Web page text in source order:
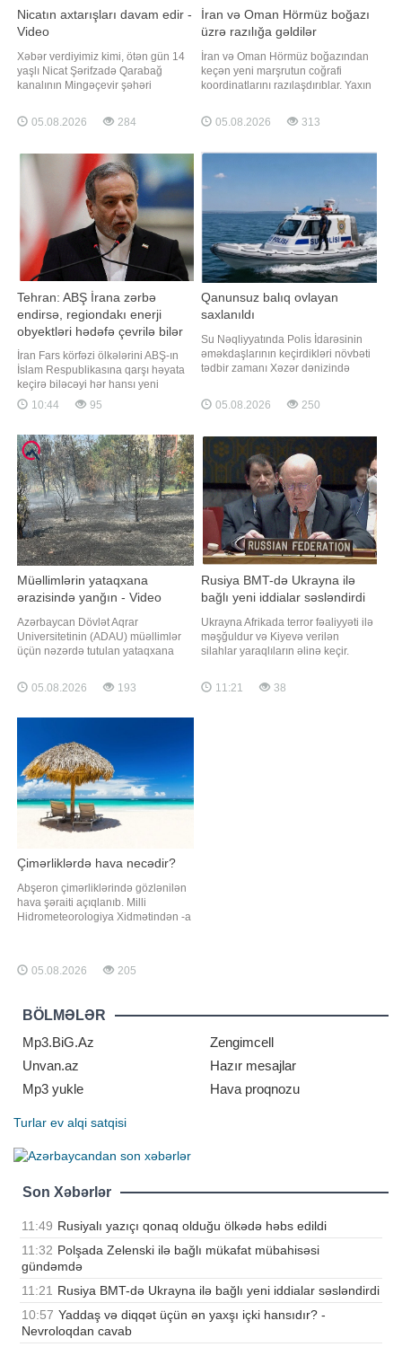
Nicatın axtarışları davam edir -
Video
Xəbər verdiyimiz kimi, ötən gün 14
yaşlı Nicat Şərifzadə Qarabağ
kanalının Mingəçevir şəhəri
BİG.AZ xəbər verir ki, hadisə ilə
bağlı Fövqəladə Hallar Nazirliyinin
məlumat daxil olub. Məlumatla
əlaqədar dərhal FHN-in Kiçikhəcml
05.08.2026 284
İran və Oman Hörmüz boğazı
üzrə razılığa gəldilər
İran və Oman Hörmüz boğazından
keçən yeni marşrutun coğrafi
koordinatlarını razılaşdırıblar. Yaxın
bəyanat dərc oluna bilər. TASS-a
istinadən xəbər verir ki, bu barədə
nümayəndəsi İsmayıl Bəqai bildirib.
"Tərəflərin nəzərdən keçirdiy
05.08.2026 313
Tehran: ABŞ İrana zərbə
endirsə, regiondakı enerji
obyektləri hədəfə çevrilə bilər
İran Fars körfəzi ölkələrini ABŞ-ın
İslam Respublikasına qarşı həyata
keçirə biləcəyi hər hansı yeni
hücumun regionun mühüm enerji
infrastrukturuna yönəlmiş cavab
xəbərdar edib. xəbər verir ki, bu
barədə Reuters agentliyi məlumat
yayıb. Agentliyin mənbəsinə
istinadə
10:44 95
Qanunsuz balıq ovlayan
saxlanıldı
Su Nəqliyyatında Polis İdarəsinin
əməkdaşlarının keçirdikləri növbəti
tədbir zamanı Xəzər dənizində
şəxs saxlanılıb. xəbər verir ki,
Abşeron Xətt Polis Məntəqəsinin
xarakterli tədbirlərlə Xəzər rayonu
Zirə qəsəbəsi yaxınlığında qanunsu
05.08.2026 250
Müəllimlərin yataqxana
ərazisində yanğın - Video
Azərbaycan Dövlət Aqrar
Universitetinin (ADAU) müəllimlər
üçün nəzərdə tutulan yataqxana
olub. "Qafqazinfo"nun məlumatına
görə, hadisə Ozan küçəsində qeydə
yanıb. Hadis
05.08.2026 193
Rusiya BMT-də Ukrayna ilə
bağlı yeni iddialar səsləndirdi
Ukrayna Afrikada terror fəaliyyəti ilə
məşğuldur və Kiyevə verilən
silahlar yaraqlıların əlinə keçir.
BMT-dəki daimi nümayəndəsi Vasili
Nebenzya missiyanın rəsmi internet
11:21 38
Çimərliklərdə hava necədir?
Abşeron çimərliklərində gözlənilən
hava şəraiti açıqlanıb. Milli
Hidrometeorologiya Xidmətindən -a
Dəniz suyunun temperaturu şimal
25-26
05.08.2026 205
BÖLMƏLƏR
Mp3.BiG.Az
Zengimcell
Unvan.az
Hazır mesajlar
Mp3 yukle
Hava proqnozu
Turlar ev alqi satqisi
Son Xəbərlər
11:49 Rusiyalı yazıçı qonaq olduğu ölkədə həbs edildi
11:32 Polşada Zelenski ilə bağlı mükafat mübahisəsi
gündəmdə
11:21 Rusiya BMT-də Ukrayna ilə bağlı yeni iddialar səsləndirdi
10:57 Yaddaş və diqqət üçün ən yaxşı içki hansıdır? -
Nevroloqdan cavab